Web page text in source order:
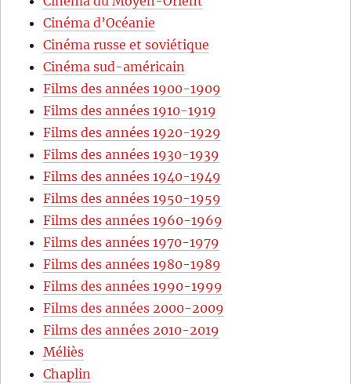
Cinéma d’Océanie
Cinéma russe et soviétique
Cinéma sud-américain
Films des années 1900-1909
Films des années 1910-1919
Films des années 1920-1929
Films des années 1930-1939
Films des années 1940-1949
Films des années 1950-1959
Films des années 1960-1969
Films des années 1970-1979
Films des années 1980-1989
Films des années 1990-1999
Films des années 2000-2009
Films des années 2010-2019
Méliès
Chaplin